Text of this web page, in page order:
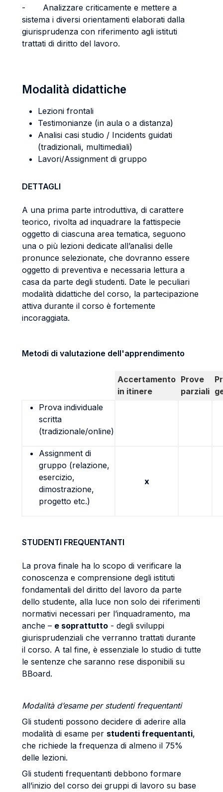
- Analizzare criticamente e mettere a
sistema i diversi orientamenti elaborati dalla
giurisprudenza con riferimento agli istituti
trattati di diritto del lavoro.
Modalità didattiche
Lezioni frontali
Testimonianze (in aula o a distanza)
Analisi casi studio / Incidents guidati
(tradizionali, multimediali)
Lavori/Assignment di gruppo
DETTAGLI
A una prima parte introduttiva, di carattere
teorico, rivolta ad inquadrare la fattispecie
oggetto di ciascuna area tematica, seguono
una o più lezioni dedicate all’analisi delle
pronunce selezionate, che dovranno essere
oggetto di preventiva e necessaria lettura a
casa da parte degli studenti. Date le peculiari
modalità didattiche del corso, la partecipazione
attiva durante il corso è fortemente
incoraggiata.
Metodi di valutazione dell'apprendimento
Accertamento
in itinere
Prove
parziali
Prova individuale
scritta
(tradizionale/online)
Assignment di
gruppo (relazione,
esercizio,
dimostrazione,
progetto etc.)
x
STUDENTI FREQUENTANTI
La prova finale ha lo scopo di verificare la
conoscenza e comprensione degli istituti
fondamentali del diritto del lavoro da parte
dello studente, alla luce non solo dei riferimenti
normativi necessari per l’inquadramento, ma
anche – e soprattutto - degli sviluppi
giurisprudenziali che verranno trattati durante
il corso. A tal fine, è essenziale lo studio di tutte
le sentenze che saranno rese disponibili su
BBoard.
Modalità d’esame per studenti frequentanti
Gli studenti possono decidere di aderire alla
modalità di esame per studenti frequentanti,
che richiede la frequenza di almeno il 75%
delle lezioni.
Gli studenti frequentanti debbono formare
all’inizio del corso dei gruppi di lavoro su base